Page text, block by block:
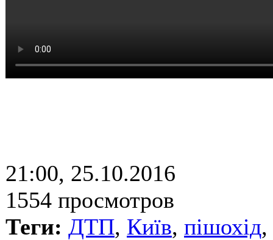
21:00, 25.10.2016
1554 просмотров
Теги: ДТП, Київ, пішохід,